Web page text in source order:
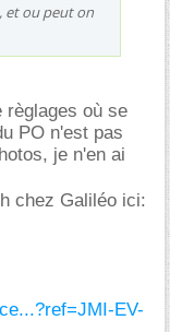
et ou peut on
règlages où se
PO n'est pas
je n'en ai
chez Galiléo ici:
EV-